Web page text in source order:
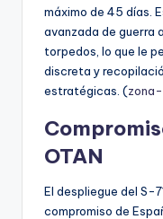
máximo de 45 días.
avanzada de guerra
torpedos, lo que le
discreta y
estratégicas. (
OTAN
El despliegue del S-
compromiso de